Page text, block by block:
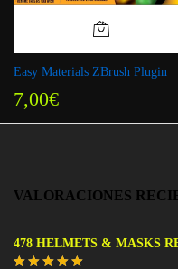
Easy Materials ZBrush Plugin
7,00€
VALORACIONES
478 HELMETS & MASKS